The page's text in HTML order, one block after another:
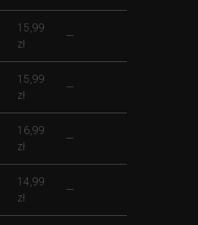
15,99
zł
—
15,99
zł
—
16,99
zł
—
14,99
zł
—